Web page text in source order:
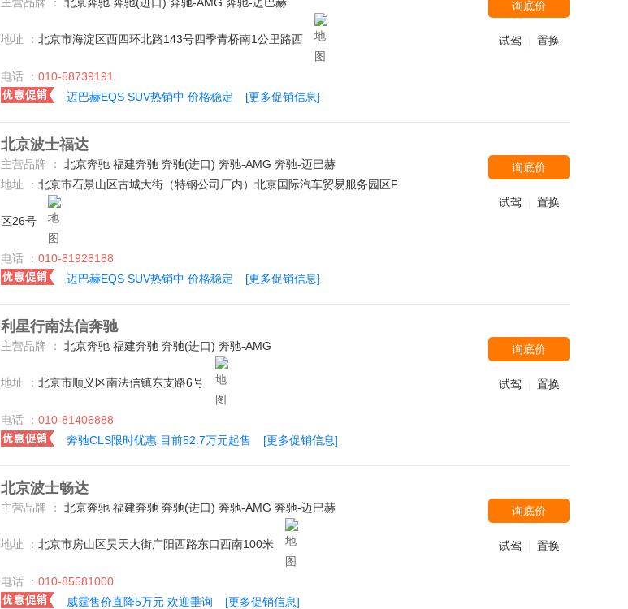
地址 ： 北京市海淀区西四环北路143号四季青桥南1公里路西
电话 ： 010-58739191
迈巴赫EQS SUV热销中 价格稳定
[更多促销信息]
询底价
试驾 置换
北京波士福达
主营品牌 ：
北京奔驰 福建奔驰 奔驰(进口) 奔驰-AMG 奔驰-迈巴赫
地址 ： 北京市石景山区古城大街（特钢公司厂内）北京国际汽车贸易服务园区F
区26号
电话 ： 010-81928188
迈巴赫EQS SUV热销中 价格稳定
[更多促销信息]
询底价
试驾 置换
利星行南法信奔驰
主营品牌 ： 北京奔驰 福建奔驰 奔驰(进口) 奔驰-AMG
地址 ： 北京市顺义区南法信镇东支路6号
电话 ： 010-81406888
奔驰CLS限时优惠 目前52.7万元起售
[更多促销信息]
询底价
试驾 置换
北京波士畅达
主营品牌 ： 北京奔驰 福建奔驰 奔驰(进口) 奔驰-AMG 奔驰-迈巴赫
地址 ： 北京市房山区昊天大街广阳西路东口西南100米
电话 ： 010-85581000
威霆售价直降5万元 欢迎垂询
[更多促销信息]
询底价
试驾 置换